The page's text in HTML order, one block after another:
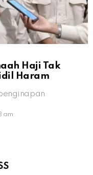
Haji Tak
Haram
am